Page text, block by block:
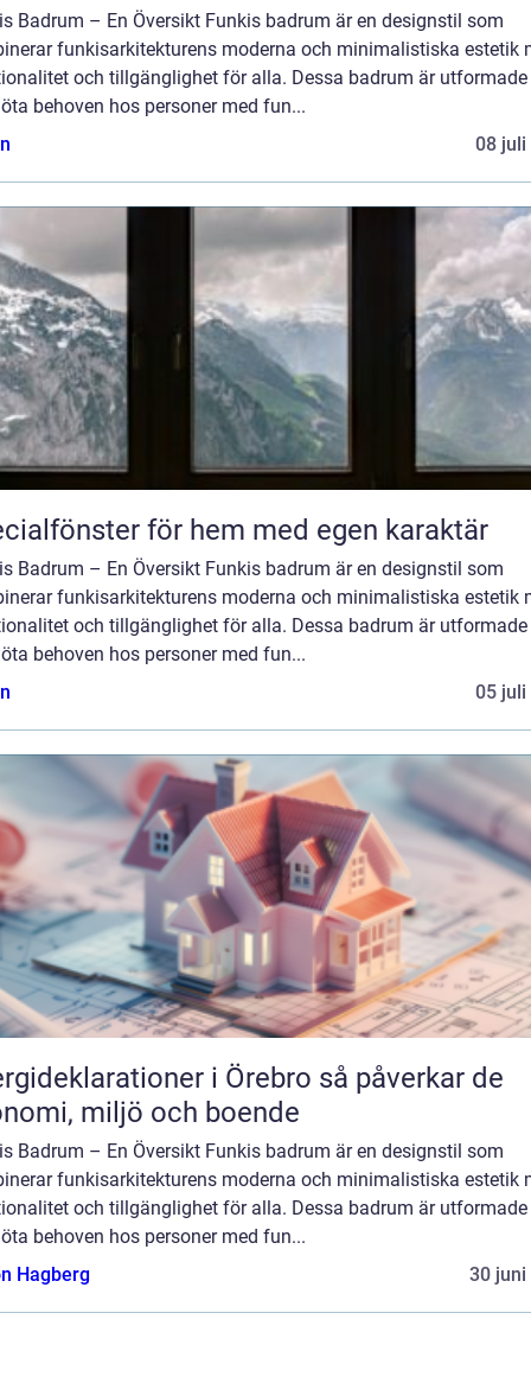
Badrum – En Översikt Funkis badrum är en designstil som
funkisarkitekturens moderna och minimalistiska estetik
och tillgänglighet för alla. Dessa badrum är
behoven hos personer med fun...
08 juli
för hem med egen karaktär
Badrum – En Översikt Funkis badrum är en designstil som
funkisarkitekturens moderna och minimalistiska estetik
och tillgänglighet för alla. Dessa badrum är
behoven hos personer med fun...
05 juli
i Örebro så påverkar de
miljö och boende
Badrum – En Översikt Funkis badrum är en designstil som
funkisarkitekturens moderna och minimalistiska estetik
och tillgänglighet för alla. Dessa badrum är
behoven hos personer med fun...
Hagberg
30 juni